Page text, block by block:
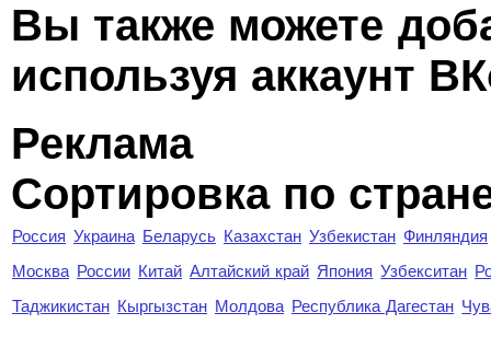
Вы также можете
используя аккаунт
Реклама
Сортировка по
Россия Украина Беларусь Казахстан Узбекистан Финляндия
Москва России Китай Алтайский край Япония Узбекситан
Таджикистан Кыргызстан Молдова Республика Дагестан